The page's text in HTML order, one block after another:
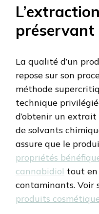
préservant
La qualité d’un
repose sur son
méthode
technique
d’obtenir un
de solvants
assure que le
propriétés
cannabidiol tout
contaminants. Voir
produits